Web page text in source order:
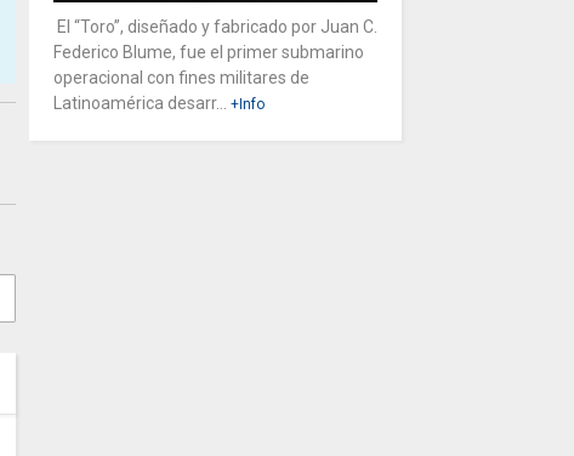
El “Toro”, diseñado y fabricado por Juan C.
Federico Blume, fue el primer submarino
operacional con fines militares de
Latinoamérica desarr...
+Info